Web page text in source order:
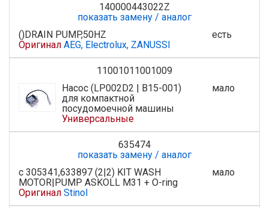
140000443022Z
показать замену / аналог
()DRAIN PUMP,50HZ
Оригинал AEG, Electrolux, ZANUSSI
есть
11001011001009
Насос (LP002D2 | B15-001)
для компактной
посудомоечной машины
Универсальные
мало
635474
показать замену / аналог
с 305341,633897 (2|2) KIT WASH
MOTOR|PUMP ASKOLL M31 + O-ring
Оригинал Stinol
мало